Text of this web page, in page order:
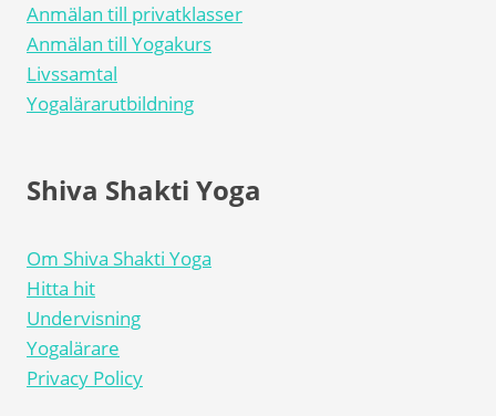
Anmälan till privatklasser
Anmälan till Yogakurs
Livssamtal
Yogalärarutbildning
Shiva Shakti Yoga
Om Shiva Shakti Yoga
Hitta hit
Undervisning
Yogalärare
Privacy Policy